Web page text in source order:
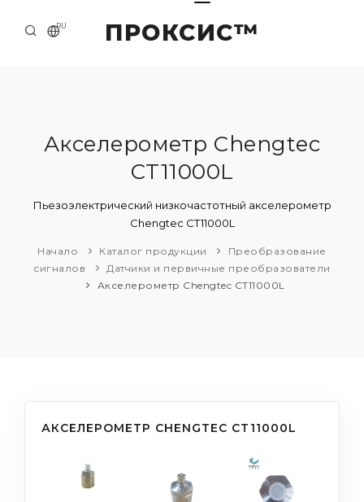
ПРОКСИС™
RU
О КОМПАНИИ
ПРИМЕРЫ И РЕШЕНИЯ
КАТАЛОГ ПРОДУКЦИИ
Акселерометр Chengtec
CT11000L
Пьезоэлектрический низкочастотный акселерометр
Chengtec CT11000L
Начало Каталог продукции
Преобразование
сигналов
Датчики и первичные преобразователи
Акселерометр Chengtec CT11000L
АКСЕЛЕРОМЕТР CHENGTEC CT11000L